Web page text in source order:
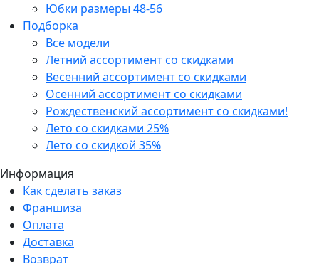
Юбки размеры 48-56
Подборка
Все модели
Летний ассортимент со скидками
Весенний ассортимент со скидками
Осенний ассортимент со скидками
Рождественский ассортимент со скидками!
Лето со скидками 25%
Лето со скидкой 35%
Информация
Как сделать заказ
Франшиза
Оплата
Доставка
Возврат